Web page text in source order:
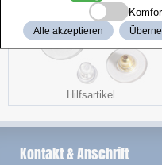
Hilfsartikel
Alle akzeptieren
Kontakt & Anschrift